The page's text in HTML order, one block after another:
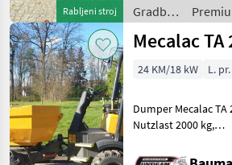
Rabljeni stroj
GmbH Unser
Ankau
Gradbeni
stroji /
Mecalac
Mecalac TA
24 KM/18 kW L.
Dumper Mecalac TA
Nutzlast 2000 kg,
Eigengewicht: 2175kg.